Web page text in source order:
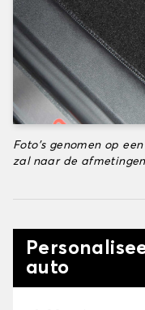
Foto's genomen op
zal naar de
auto